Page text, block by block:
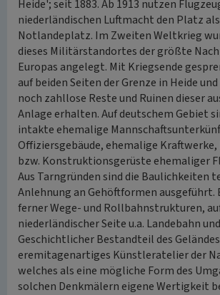
Heide'; seit 1883. Ab 1913 nutzen
niederländischen Luftmacht den Platz
Notlandeplatz. Im Zweiten Weltkrieg
dieses Militärstandortes der größte
Europas angelegt. Mit Kriegsende
auf beiden Seiten der Grenze in Heide
noch zahllose Reste und Ruinen dieser
Anlage erhalten. Auf deutschem Gebiet
intakte ehemalige
Offiziersgebäude, ehemalige
bzw. Konstruktionsgerüste ehemaliger
Aus Tarngründen sind die Baulichkeiten
Anlehnung an Gehöftformen ausgeführt.
ferner Wege- und Rollbahnstrukturen,
niederländischer Seite u.a. Landebahn
Geschichtlicher Bestandteil des
eremitagenartiges Künstleratelier der
welches als eine mögliche Form des
solchen Denkmälern eigene Wertigkeit